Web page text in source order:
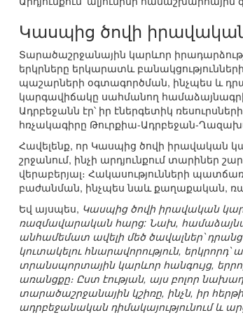
Կասպից ծովի
Տարածաշրջանային կարևոր
երկրները երկարատև
պաշարների օգտագործման, ինչպես և
կարգավիճակը սահմանող համաձայնագրի
Ադրբեջանն էր՝ իր էներգետիկ
հռչակագիրը Թուրքիա-Ադրբեջան-
Հավելենք, որ Կասպից ծովի իրավական
շրջանում, ինչի արդյունքում տարիներ
վերաբերյալ։ Հակասությունների
բաժանման, ինչպես նաև քաղաքական,
Եվ այսպես, Կասպից ծովի իրավական
ռազմավարական հարց: Նախ,
անհամեմատ ավելի մեծ ծավալներ՝
կուտակելու հնարավորություն,
տրանսպորտային կարևոր հանգույց,
առանցքը։ Ըստ էության, այս բոլոր
տարածաշրջանային կշիռը, ինչն, իր
ադրբեջանական դիմակայությունում և